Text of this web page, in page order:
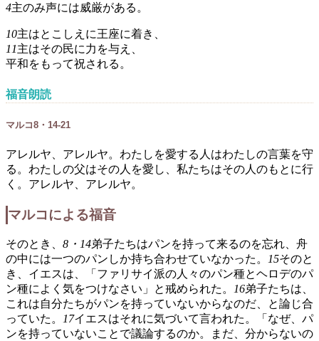
4主のみ声には威厳がある。
10主はとこしえに王座に着き、
11主はその民に力を与え、
平和をもって祝される。
福音朗読
マルコ8・14-21
アレルヤ、アレルヤ。わたしを愛する人はわたしの言葉を守
る。わたしの父はその人を愛し、私たちはその人のもとに行
く。アレルヤ、アレルヤ。
マルコによる福音
そのとき、 8・14弟子たちはパンを持って来るのを忘れ、舟
の中には一つのパンしか持ち合わせていなかった。 15そのと
き、イエスは、「ファリサイ派の人々のパン種とヘロデのパ
ン種によく気をつけなさい」と戒められた。 16弟子たちは、
これは自分たちがパンを持っていないからなのだ、と論じ合
っていた。 17イエスはそれに気づいて言われた。「なぜ、パ
ンを持っていないことで議論するのか。まだ、分からないの